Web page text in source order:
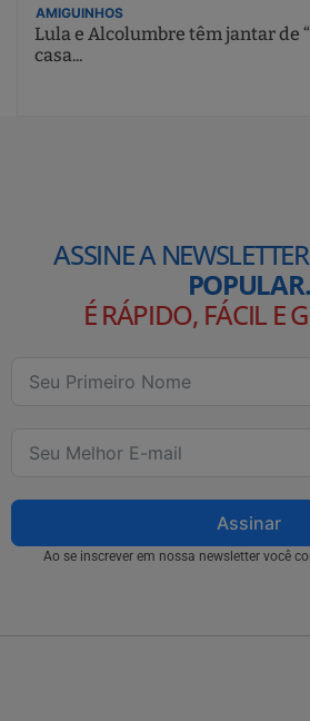
AMIGUINHOS
Lula e Alcolumbre têm jantar de
casa...
ASSINE A
POPULAR.
É RÁPIDO, FÁCIL E
Assinar
Ao se inscrever em nossa newsletter você